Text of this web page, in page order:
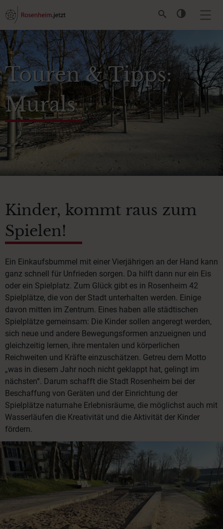
Touren & Tipps:
Murals
Kinder, kommt raus zum
Spielen!
Ein Einkaufsbummel mit einer Vierjährigen an der Hand kann
ganz schnell für Unfrieden sorgen. Da hilft dann nur ein Eis
oder ein Spielplatz. Zum Glück gibt es in Rosenheim 42
Spielplätze, die von der Stadt unterhalten werden. Einige
davon mitten im Zentrum. Eines haben alle städtischen
Spielplätze gemeinsam: Die Kinder sollen angeregt werden,
sich neue und andere Bewegungsformen anzueignen und
gleichzeitig lernen, ihre mentalen und körperlichen
Reichweiten und Kräfte einzuschätzen. Getreu dem Motto
„was in diesem Jahr noch nicht geklappt hat, gelingt im
nächsten“. Darum schafft die Stadt Rosenheim bei der
Beschaffung von Geräten und der Einrichtung der
Spielplätze naturnahe Erlebnisräume, die möglichst auch mit
Wasserläufen die Kreativität und die Aktivität der Kinder
fördern.